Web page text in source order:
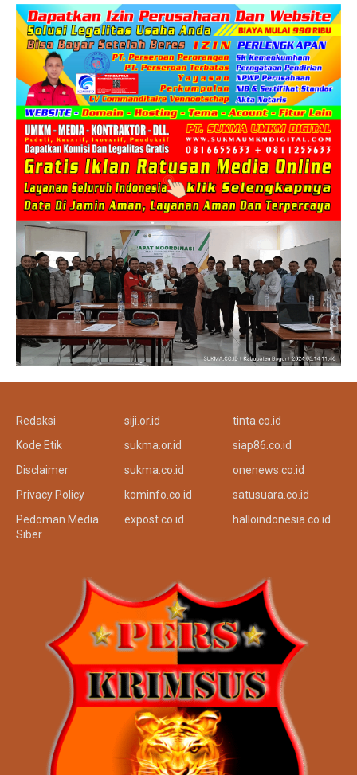
Redaksi
Kode Etik
Disclaimer
Privacy Policy
Pedoman Media
Siber
siji.or.id
sukma.or.id
sukma.co.id
kominfo.co.id
expost.co.id
tinta.co.id
siap86.co.id
onenews.co.id
satusuara.co.id
halloindonesia.co.id